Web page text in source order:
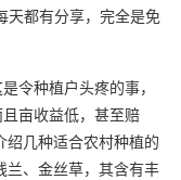
天都有分享，完全是免
令种植户头疼的事，
亩收益低，甚至赔
几种适合农村种植的
兰、金丝草，其含有丰